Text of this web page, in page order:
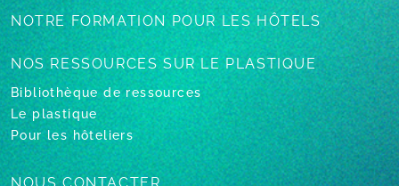
NOTRE FORMATIONPOUR LES HÔTELS
NOS RESSOURCESSUR LE PLASTIQUE
Bibliothèque de ressources
Le plastique
Pour les hôteliers